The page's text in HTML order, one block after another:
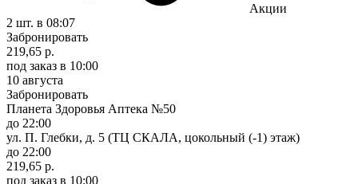
Акции
2 шт. в 08:07
Забронировать
219,65 р.
под заказ в 10:00
10 августа
Забронировать
Планета Здоровья Аптека №50
до 22:00
ул. П. Глебки, д. 5 (ТЦ СКАЛА, цокольный (-1) этаж)
до 22:00
219,65 р.
под заказ в 10:00